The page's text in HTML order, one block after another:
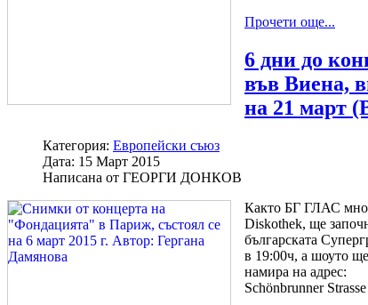
Прочети още...
6 дни до
във Виена,
на 21 март
Категория: Европейски съюз
Дата: 15 Март 2015
Написана от ГЕОРГИ ДОНКОВ
Както БГ ГЛАС
Diskothek, ще
българската
в 19:00ч, а шоуто
намира на адрес:
Schönbrunner